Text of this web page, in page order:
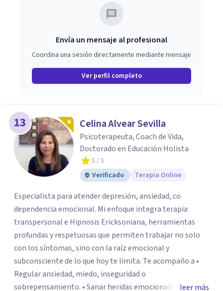
Envía un mensaje al profesional
Coordina una sesión directamente mediante mensaje
Ver perfil completo
13 Celina Alvear Sevilla
Psicoterapeuta, Coach de Vida,
Doctorado en Educación Holista
5 / 5
Verificado
Terapia Online
Especialista para atender depresión, ansiedad, co
dependencia emocional. Mi enfoque integra terapia
transpersonal e Hipnosis Ericksoniana, herramientas
profundas y respetuosas que permiten trabajar no solo
con los síntomas, sino con la raíz emocional y
subconsciente de lo que hoy te limita. Te acompaño a •
Regular ansiedad, miedo, inseguridad o
sobrepensamiento. • Sanar heridas emocionales yleer más